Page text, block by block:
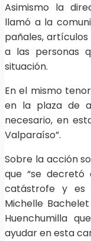
Asimismo la
llamó a la
pañales,
a las personas
situación.
En el mismo
en la plaza de
necesario, en
Valparaíso”.
Sobre la acción
que “se
catástrofe y es
Michelle
Huenchumilla
ayudar en esta